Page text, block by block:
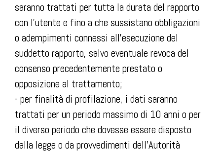
saranno trattati per tutta la durata del rapporto
con l’utente e fino a che sussistano obbligazioni
o adempimenti connessi all’esecuzione del
suddetto rapporto, salvo eventuale revoca del
consenso precedentemente prestato o
opposizione al trattamento;
- per finalità di profilazione, i dati saranno
trattati per un periodo massimo di 10 anni o per
il diverso periodo che dovesse essere disposto
dalla legge o da provvedimenti dell’Autorità